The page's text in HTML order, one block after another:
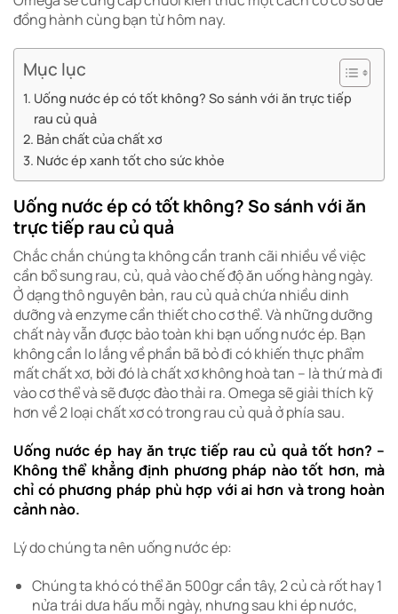
đồng hành cùng bạn từ hôm nay.
Mục lục
Uống nước ép có tốt không? So sánh với ăn trực tiếp
rau củ quả
Bản chất của chất xơ
Nước ép xanh tốt cho sức khỏe
Uống nước ép có tốt không? So sánh với ăn
trực tiếp rau củ quả
Chắc chắn chúng ta không cần tranh cãi nhiều về việc
cần bổ sung rau, củ, quả vào chế độ ăn uống hàng ngày.
Ở dạng thô nguyên bản, rau củ quả chứa nhiều dinh
dưỡng và enzyme cần thiết cho cơ thể. Và những dưỡng
chất này vẫn được bảo toàn khi bạn uống nước ép. Bạn
không cần lo lắng về phần bã bỏ đi có khiến thực phẩm
mất chất xơ, bởi đó là chất xơ không hoà tan – là thứ mà đi
vào cơ thể và sẽ được đào thải ra. Omega sẽ giải thích kỹ
hơn về 2 loại chất xơ có trong rau củ quả ở phía sau.
Uống nước ép hay ăn trực tiếp rau củ quả tốt hơn? –
Không thể khẳng định phương pháp nào tốt hơn, mà
chỉ có phương pháp phù hợp với ai hơn và trong hoàn
cảnh nào.
Lý do chúng ta nên uống nước ép:
Chúng ta khó có thể ăn 500gr cần tây, 2 củ cà rốt hay 1
nửa trái dưa hấu mỗi ngày, nhưng sau khi ép nước,